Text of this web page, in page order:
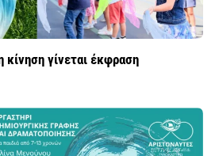
κίνηση γίνεται έκφραση